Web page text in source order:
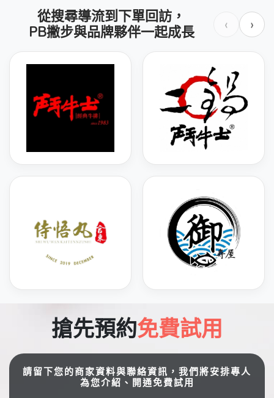
從搜尋導流到下單回訪，
PB撇步與品牌夥伴一起成長
‹ ›
搶先預約免費試用
請留下您的商家資料與聯絡資訊，我們將安排專人
為您介紹、開通免費試用